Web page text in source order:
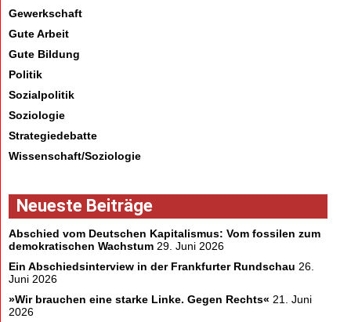
Gewerkschaft
Gute Arbeit
Gute Bildung
Politik
Sozialpolitik
Soziologie
Strategiedebatte
Wissenschaft/Soziologie
Neueste Beiträge
Abschied vom Deutschen Kapitalismus: Vom fossilen zum
demokratischen Wachstum 29. Juni 2026
Ein Abschiedsinterview in der Frankfurter Rundschau 26.
Juni 2026
»Wir brauchen eine starke Linke. Gegen Rechts« 21. Juni
2026